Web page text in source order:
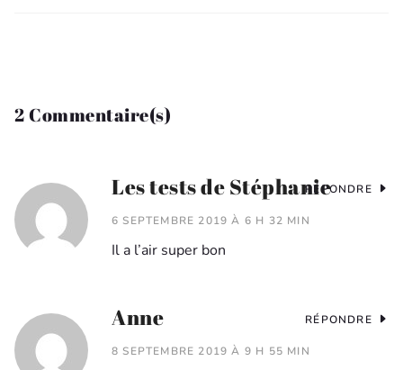
2 Commentaire(s)
RÉPONDRE
Les tests de Stéphanie
6 SEPTEMBRE 2019 À 6 H 32 MIN
Il a l’air super bon
RÉPONDRE
Anne
8 SEPTEMBRE 2019 À 9 H 55 MIN